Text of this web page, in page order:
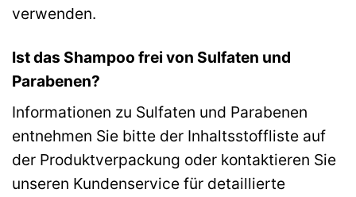
verwenden.
Ist das Shampoo frei von Sulfaten und
Parabenen?
Informationen zu Sulfaten und Parabenen
entnehmen Sie bitte der Inhaltsstoffliste auf
der Produktverpackung oder kontaktieren Sie
unseren Kundenservice für detaillierte